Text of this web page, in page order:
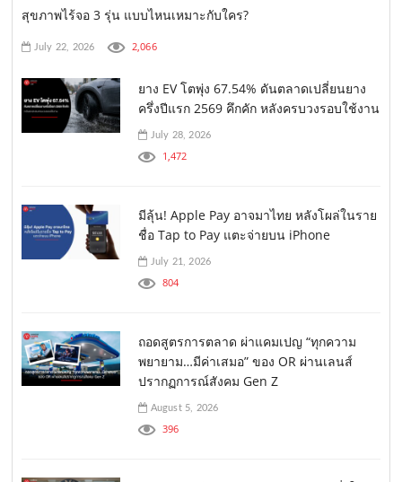
สุขภาพไร้จอ 3 รุ่น แบบไหนเหมาะกับใคร?
July 22, 2026 2,066
ยาง EV โตพุ่ง 67.54% ดันตลาดเปลี่ยนยาง
ครึ่งปีแรก 2569 คึกคัก หลังครบวงรอบใช้งาน
July 28, 2026
1,472
มีลุ้น! Apple Pay อาจมาไทย หลังโผล่ในราย
ชื่อ Tap to Pay แตะจ่ายบน iPhone
July 21, 2026
804
ถอดสูตรการตลาด ผ่าแคมเปญ “ทุกความ
พยายาม…มีค่าเสมอ” ของ OR ผ่านเลนส์
ปรากฏการณ์สังคม Gen Z
August 5, 2026
396